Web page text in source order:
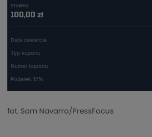
fot. Sam Navarro/PressFocus